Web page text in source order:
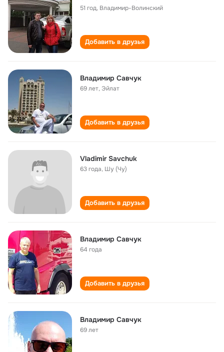
51 год, Владимир-Волинский
Добавить в друзья
Владимир Савчук
69 лет, Эйлат
Добавить в друзья
Vladimir Savchuk
63 года, Шу (Чу)
Добавить в друзья
Владимир Савчук
64 года
Добавить в друзья
Владимир Савчук
69 лет